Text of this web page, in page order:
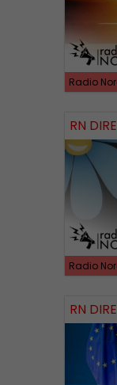
Radio
RN
Radio
RN